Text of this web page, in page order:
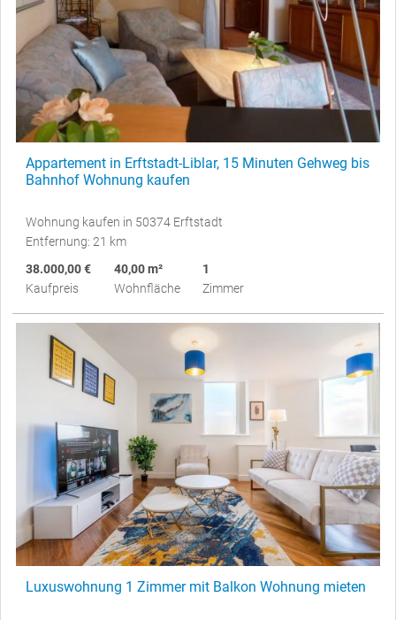
Appartement in Erftstadt-Liblar, 15 Minuten Gehweg bis
Bahnhof Wohnung kaufen
Wohnung kaufen in 50374 Erftstadt
Entfernung: 21 km
38.000,00 €
Kaufpreis
40,00 m²
Wohnfläche
1
Zimmer
Luxuswohnung 1 Zimmer mit Balkon Wohnung mieten